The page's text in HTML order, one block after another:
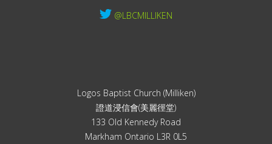
Logos Baptist Church (Milliken)
證道浸信會(美麗徑堂)
133 Old Kennedy Road
Markham Ontario L3R 0L5
@LBCMILLIKEN